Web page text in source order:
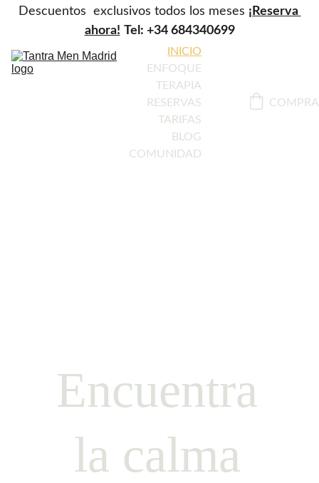
Descuentos  exclusivos todos los meses ¡Reserva
ahora! Tel: +34 684340699
INICIO
ENFOQUE
TERAPIA
RESERVAS
TARIFAS
BLOG
COMUNIDAD
COMPRA
Encuentra
la calma